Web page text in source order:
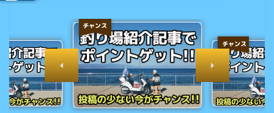
チャンス
チャンス